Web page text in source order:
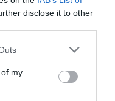
disclose it to other
my
no perseguía a
sí: era la ciudad